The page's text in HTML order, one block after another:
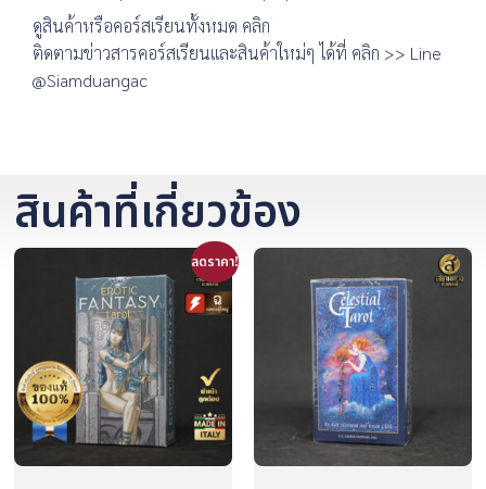
ดูสินค้าหรือคอร์สเรียนทั้งหมด คลิก
ติดตามข่าวสารคอร์สเรียนและสินค้าใหม่ๆ ได้ที่ คลิก >> Line
@Siamduangac
สินค้าที่เกี่ยวข้อง
ลดราคา!